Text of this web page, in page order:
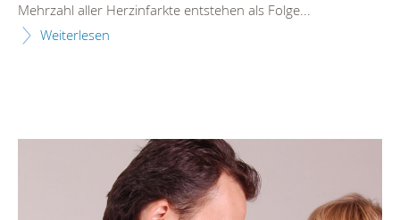
Mehrzahl aller Herzinfarkte entstehen als Folge...
Weiterlesen